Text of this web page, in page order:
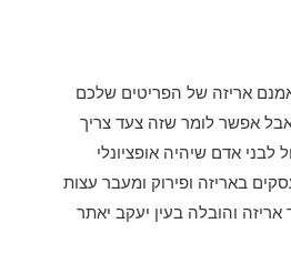
אריזה של הפריטים שלכם
אפשר לומר שזה צעד צריך
אדם שיהיה אופציונלי
באריזה ופירוק ומעבר עצות
והובלה בעין יעקב יאתר